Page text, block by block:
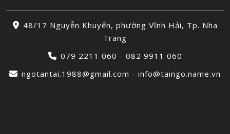
48/17 Nguyễn Khuyến, phường Vĩnh Hải, Tp. Nha
Trang
079 2211 060 - 082 9911 060
ngotantai.1988@gmail.com - info@taingo.name.vn